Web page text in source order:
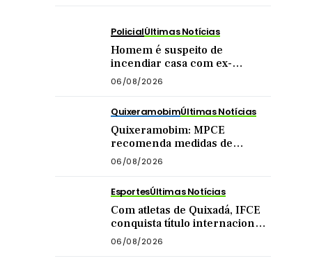
PolicialÚltimas Notícias
Homem é suspeito de
incendiar casa com ex-
companheira e filha
adolescente dentro do imóvel
06/08/2026
QuixeramobimÚltimas Notícias
Quixeramobim: MPCE
recomenda medidas de
segurança para eventos com
público acima de mil pessoas
06/08/2026
EsportesÚltimas Notícias
Com atletas de Quixadá, IFCE
conquista título internacional
de futsal na China
06/08/2026